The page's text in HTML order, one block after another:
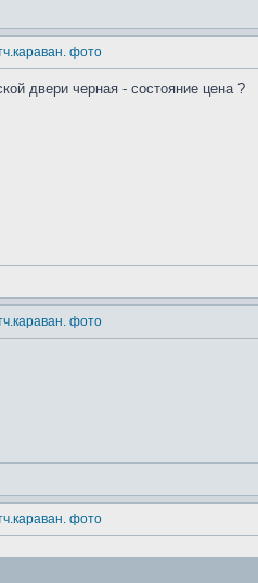
фото
двери черная - состояние цена ?
фото
фото